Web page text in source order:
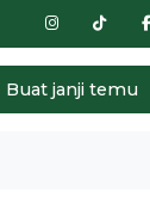
Buat janji temu